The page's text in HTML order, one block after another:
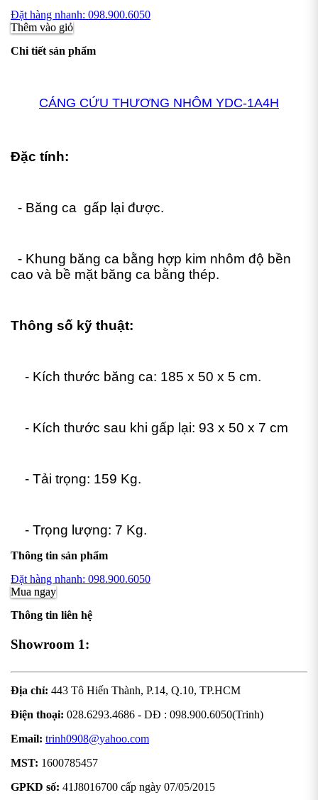
Đặt hàng nhanh: 098.900.6050
Thêm vào giỏ
Chi tiết sản phẩm
CÁNG CỨU THƯƠNG NHÔM YDC-1A4H
Đặc tính:
- Băng ca gấp lại được.
- Khung băng ca bằng hợp kim nhôm độ bền
cao và bề mặt băng ca bằng thép.
Thông số kỹ thuật:
- Kích thước băng ca: 185 x 50 x 5 cm.
- Kích thước sau khi gấp lại: 93 x 50 x 7 cm
- Tải trọng: 159 Kg.
- Trọng lượng: 7 Kg.
Thông tin sản phẩm
Đặt hàng nhanh: 098.900.6050
Mua ngay
Thông tin liên hệ
Showroom 1:
Địa chỉ: 443 Tô Hiến Thành, P.14, Q.10, TP.HCM
Điện thoại: 028.6293.4686 - DĐ : 098.900.6050(Trinh)
Email: trinh0908@yahoo.com
MST: 1600785457
GPKD số: 41J8016700 cấp ngày 07/05/2015